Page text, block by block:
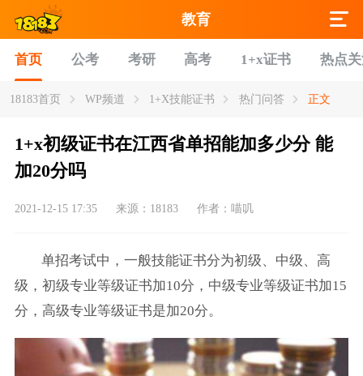
教育
首页 公考 考研 高考 1+x证书 热点
18183首页 WP频道 1+X技能证书 热门问答 正文
1+x初级证书在江西省单招能加多少分 能
加20分吗
2021-12-15 17:35 来源：18183 作者：喵叽
单招考试中，一般技能证书分为初级、中级、高
级，初级专业等级证书加10分，中级专业等级证书加15
分，高级专业等级证书是加20分。